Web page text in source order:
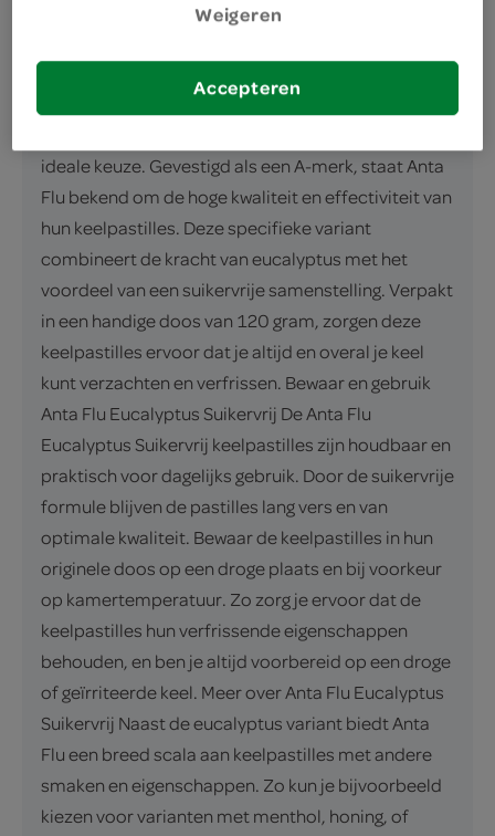
bent naar een verfrissende smaaksensatie, zijn de
ideale keuze. Gevestigd als een A-merk, staat Anta
Flu bekend om de hoge kwaliteit en effectiviteit van
hun keelpastilles. Deze specifieke variant
combineert de kracht van eucalyptus met het
voordeel van een suikervrije samenstelling. Verpakt
in een handige doos van 120 gram, zorgen deze
keelpastilles ervoor dat je altijd en overal je keel
kunt verzachten en verfrissen. Bewaar en gebruik
Anta Flu Eucalyptus Suikervrij De Anta Flu
Eucalyptus Suikervrij keelpastilles zijn houdbaar en
praktisch voor dagelijks gebruik. Door de suikervrije
formule blijven de pastilles lang vers en van
optimale kwaliteit. Bewaar de keelpastilles in hun
originele doos op een droge plaats en bij voorkeur
op kamertemperatuur. Zo zorg je ervoor dat de
keelpastilles hun verfrissende eigenschappen
behouden, en ben je altijd voorbereid op een droge
of geïrriteerde keel. Meer over Anta Flu Eucalyptus
Suikervrij Naast de eucalyptus variant biedt Anta
Flu een breed scala aan keelpastilles met andere
smaken en eigenschappen. Zo kun je bijvoorbeeld
kiezen voor varianten met menthol, honing, of
Weigeren
Accepteren